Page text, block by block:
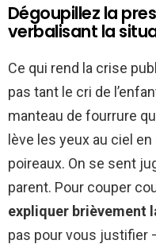
Dégoupillez la
verbalisant la
Ce qui rend la crise
pas tant le cri de
manteau de fourrure
lève les yeux au ciel
poireaux. On se sent
parent. Pour couper
expliquer brièvement
pas pour vous justifier